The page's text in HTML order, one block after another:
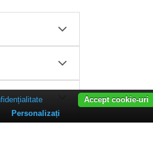
Accept cookie-uri
Personalizați